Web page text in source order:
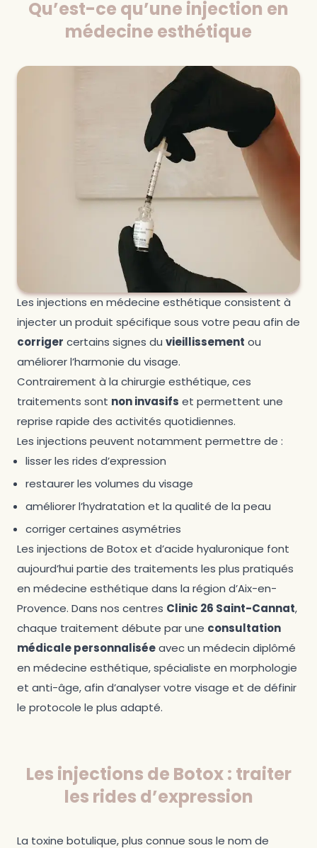
Qu’est-ce qu’une injection en
médecine esthétique
Les injections en médecine esthétique consistent à
injecter un produit spécifique sous votre peau afin de
corriger certains signes du vieillissement ou
améliorer l’harmonie du visage.
Contrairement à la chirurgie esthétique, ces
traitements sont non invasifs et permettent une
reprise rapide des activités quotidiennes.
Les injections peuvent notamment permettre de :
lisser les rides d’expression
restaurer les volumes du visage
améliorer l’hydratation et la qualité de la peau
corriger certaines asymétries
Les injections de Botox et d’acide hyaluronique font
aujourd’hui partie des traitements les plus pratiqués
en médecine esthétique dans la région d’Aix-en-
Provence. Dans nos centres Clinic 26 Saint-Cannat,
chaque traitement débute par une consultation
médicale personnaliséeavec un médecin diplômé
en médecine esthétique, spécialiste en morphologie
et anti-âge, afin d’analyser votre visage et de définir
le protocole le plus adapté.
Les injections de Botox : traiter
les rides d’expression
La toxine botulique, plus connue sous le nom de